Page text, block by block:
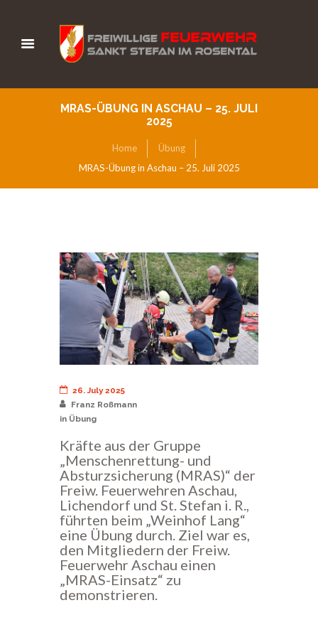
MRAS-ÜBUNG IN ASCHAU – 25. JULI
2025
Home
Übung
MRAS-Übung in Aschau – 25. Juli 2025
26. July 2025
Franz Roßmann
in Übung
Kräfte aus der Gruppe
„Menschenrettung- und
Absturzsicherung (MRAS)“ der
Freiw. Feuerwehren Aschau,
Lichendorf und St. Stefan i. R.,
führten beim „Weinhof Lang“
eine Übung durch. Ziel war es,
den Mitgliedern der Freiw.
Feuerwehr Aschau einen
„MRAS-Einsatz“ zu
demonstrieren.